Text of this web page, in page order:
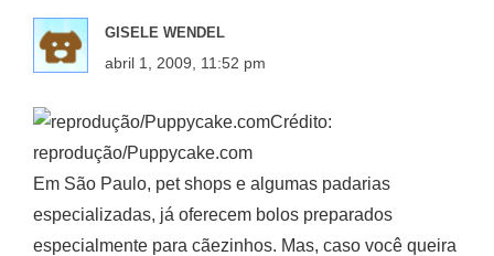
GISELE WENDEL
abril 1, 2009, 11:52 pm
Crédito:
reprodução/Puppycake.com
Em São Paulo, pet shops e algumas padarias
especializadas, já oferecem bolos preparados
especialmente para cãezinhos. Mas, caso você queira